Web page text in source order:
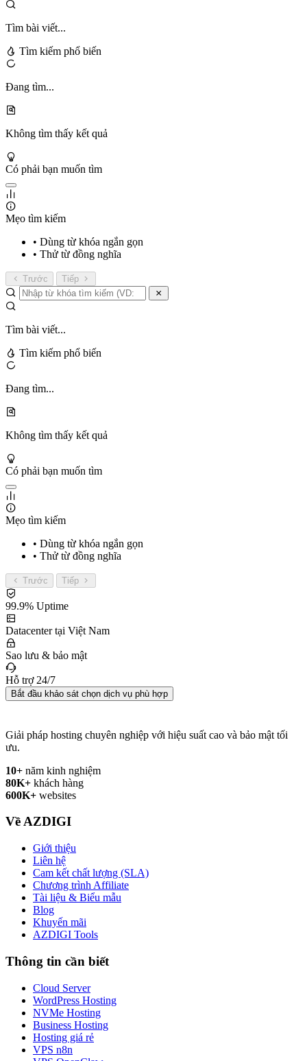
Tìm bài viết...
Tìm kiếm phổ biến
Đang tìm...
Không tìm thấy kết quả
Có phải bạn muốn tìm
Mẹo tìm kiếm
• Dùng từ khóa ngắn gọn
• Thử từ đồng nghĩa
Trước Tiếp
Tìm bài viết...
Tìm kiếm phổ biến
Đang tìm...
Không tìm thấy kết quả
Có phải bạn muốn tìm
Mẹo tìm kiếm
• Dùng từ khóa ngắn gọn
• Thử từ đồng nghĩa
Trước Tiếp
99.9% Uptime
Datacenter tại Việt Nam
Sao lưu & bảo mật
Hỗ trợ 24/7
Bắt đầu khảo sát chọn dịch vụ phù hợp
Giải pháp hosting chuyên nghiệp với hiệu suất cao và bảo mật tối
ưu.
10+ năm kinh nghiệm
80K+ khách hàng
600K+ websites
Về AZDIGI
Giới thiệu
Liên hệ
Cam kết chất lượng (SLA)
Chương trình Affiliate
Tài liệu & Biểu mẫu
Blog
Khuyến mãi
AZDIGI Tools
Thông tin cần biết
Cloud Server
WordPress Hosting
NVMe Hosting
Business Hosting
Hosting giá rẻ
VPS n8n